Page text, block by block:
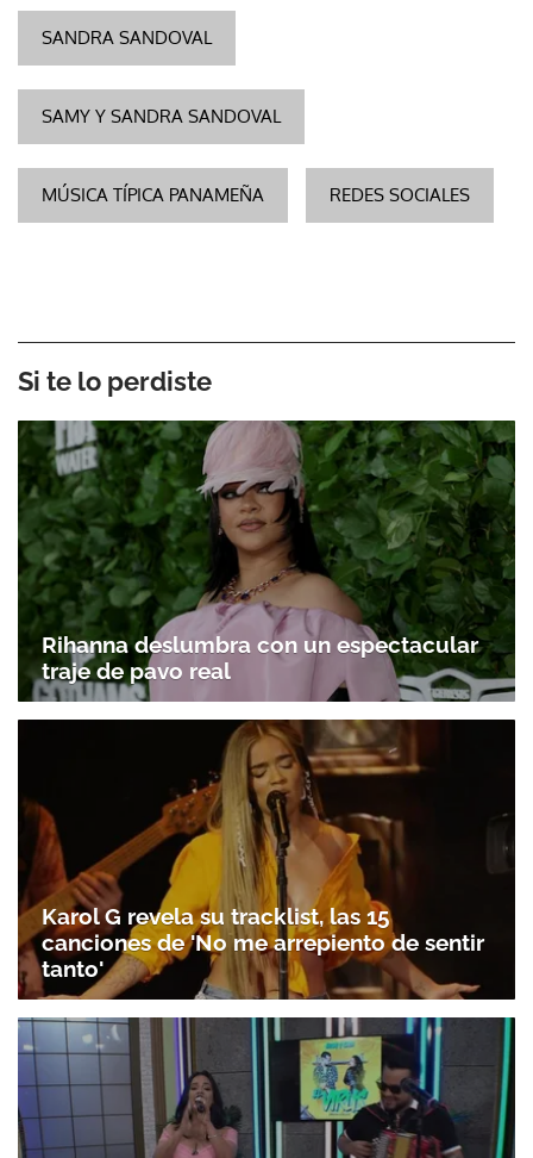
SANDRA SANDOVAL
SAMY Y SANDRA SANDOVAL
MÚSICA TÍPICA PANAMEÑA REDES SOCIALES
Si te lo perdiste
Rihanna deslumbra con un espectacular
traje de pavo real
Karol G revela su tracklist, las 15
canciones de 'No me arrepiento de sentir
tanto'